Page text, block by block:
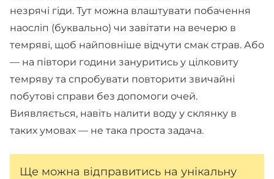
незрячі гіди. Тут можна влаштувати побачення
наосліп (буквально) чи завітати на вечерю в
темряві, щоб найповніше відчути смак страв. Або
— на півтори години зануритись у цілковиту
темряву та спробувати повторити звичайні
побутові справи без допомоги очей.
Виявляється, навіть налити воду у склянку в
таких умовах — не така проста задача.
Ще можна відправитись на унікальну